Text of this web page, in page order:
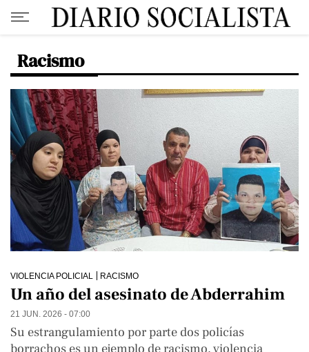
Racismo
VIOLENCIA POLICIAL RACISMO
Un año del asesinato de Abderrahim
21 JUN. 2026 - 07:00
Su estrangulamiento por parte dos policías
borrachos es un ejemplo de racismo, violencia